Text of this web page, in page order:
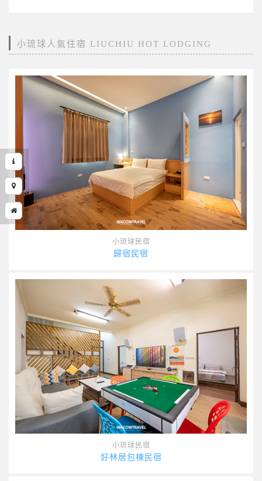
小琉球人氣住宿 LIUCHIU HOT LODGING
小琉球民宿
歸宿民宿
小琉球民宿
好林居包棟民宿